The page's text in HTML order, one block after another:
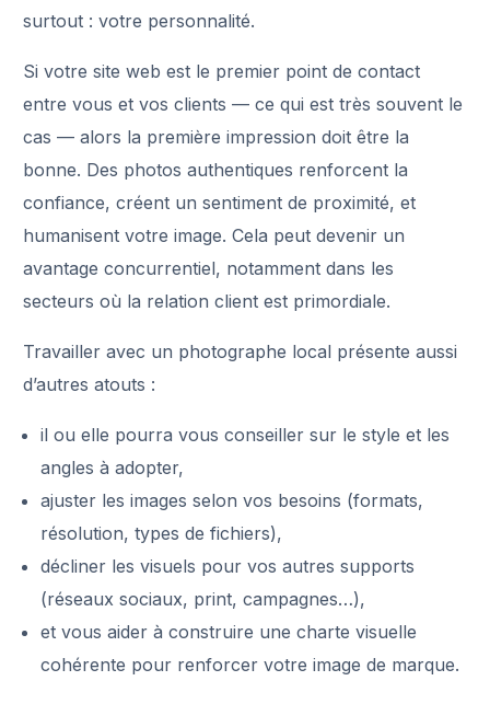
surtout : votre personnalité.
Si votre site web est le premier point de contact
entre vous et vos clients — ce qui est très souvent le
cas — alors la première impression doit être la
bonne. Des photos authentiques renforcent la
confiance, créent un sentiment de proximité, et
humanisent votre image. Cela peut devenir un
avantage concurrentiel, notamment dans les
secteurs où la relation client est primordiale.
Travailler avec un photographe local présente aussi
d’autres atouts :
il ou elle pourra vous conseiller sur le style et les
angles à adopter,
ajuster les images selon vos besoins (formats,
résolution, types de fichiers),
décliner les visuels pour vos autres supports
(réseaux sociaux, print, campagnes…),
et vous aider à construire une charte visuelle
cohérente pour renforcer votre image de marque.